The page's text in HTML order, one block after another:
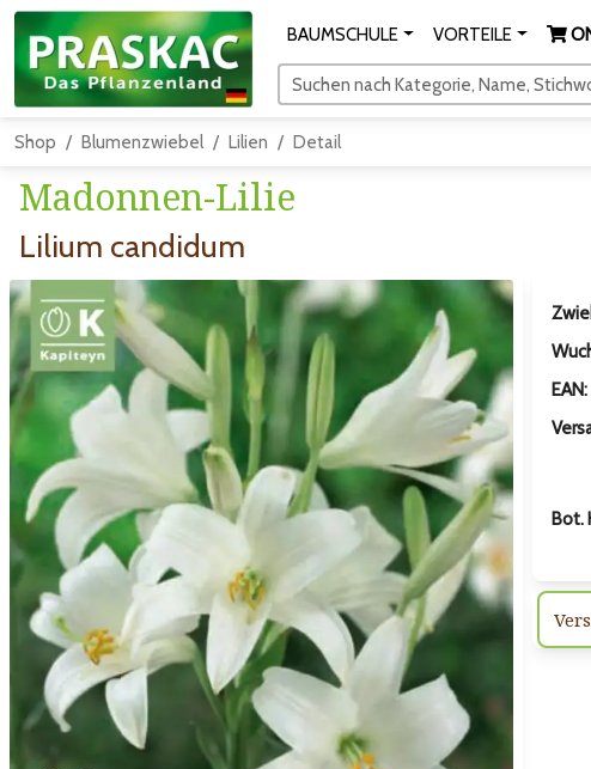
BAUMSCHULE VORTEILE
Suchen nach Kategorie, Name,
Shop Blumenzwiebel Lilien Detail
Madonnen-Lilie
Lilium candidum
EAN:
Bot.